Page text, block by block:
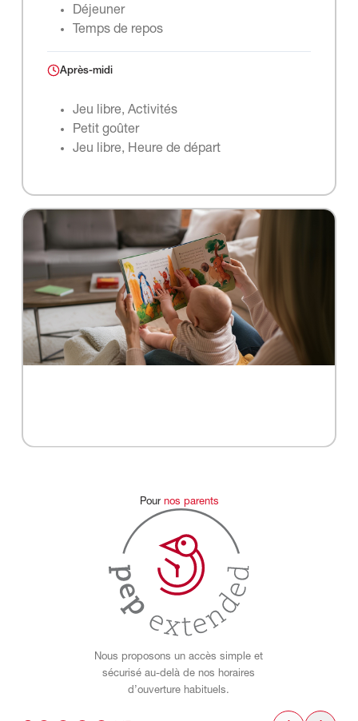
Déjeuner
Temps de repos
Après-midi
Jeu libre, Activités
Petit goûter
Jeu libre, Heure de départ
Pour nos parents
Nous proposons un accès simple et
sécurisé au-delà de nos horaires
d’ouverture habituels.